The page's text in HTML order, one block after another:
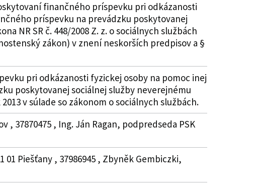
finančného príspevku pri odkázanosti
príspevku na prevádzku poskytovanej
NR SR č. 448/2008 Z. z. o sociálnych službách
zákon) v znení neskorších predpisov a §
pri odkázanosti fyzickej osoby na pomoc inej
poskytovanej sociálnej služby neverejnému
v súlade so zákonom o sociálnych službách.
, 37870475 , Ing. Ján Ragan, podpredseda PSK
Piešťany , 37986945 , Zbyněk Gembiczki,